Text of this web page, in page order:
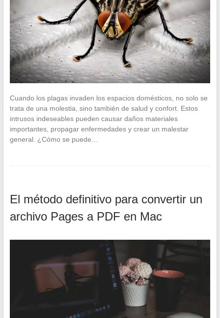
Cuando los plagas invaden los espacios domésticos, no solo se
trata de una molestia, sino también de salud y confort. Estos
intrusos indeseables pueden causar daños materiales
importantes, propagar enfermedades y crear un malestar
general. ¿Cómo se puede…
El método definitivo para convertir un
archivo Pages a PDF en Mac